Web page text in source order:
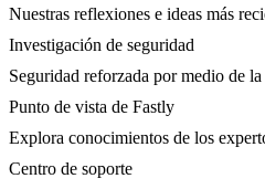
Nuestras reflexiones e ideas más
Investigación de seguridad
Seguridad reforzada por medio de
Punto de vista de Fastly
Explora conocimientos de los
Centro de soporte